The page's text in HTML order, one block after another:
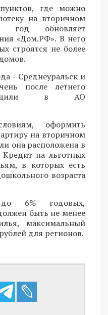
где можно
на вторичном
обновляет
«Дом.РФ». В него
строятся не более
- Среднеуральск и
после летнего
в АО
оформить
на вторичном
она расположена в
на льготных
в которых есть
возраста
до 6% годовых,
быть не менее
максимальный
для регионов.